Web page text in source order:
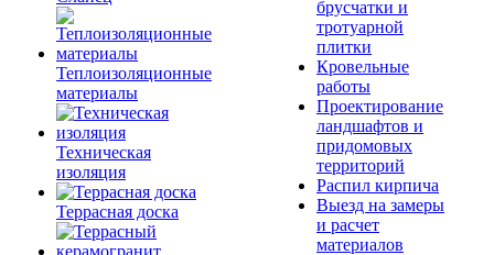
Теплоизоляционные
материалы
Техническая
изоляция
Террасная доска
брусчатки и
тротуарной
плитки
Кровельные
работы
Проектирование
ландшафтов и
придомовых
территорий
Распил кирпича
Выезд на замеры
и расчет
материалов